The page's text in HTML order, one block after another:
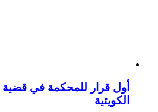
أول قرار للمحكمة في قضية
الكويتية